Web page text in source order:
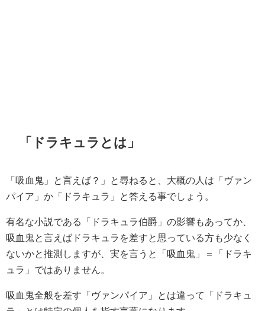
「ドラキュラとは」
「吸血鬼」と言えば？」と尋ねると、大概の人は「ヴァン
パイア」か「ドラキュラ」と答える事でしょう。
有名な小説である「ドラキュラ伯爵」の影響もあってか、
吸血鬼と言えばドラキュラを差すと思っている方も少なく
ないかと推測しますが、実を言うと「吸血鬼」＝「ドラキ
ュラ」ではありません。
吸血鬼全般を差す「ヴァンパイア」とは違って「ドラキュ